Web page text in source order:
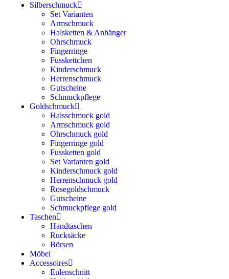
Silberschmuck
Set Varianten
Armschmuck
Halsketten & Anhänger
Ohrschmuck
Fingerringe
Fusskettchen
Kinderschmuck
Herrenschmuck
Gutscheine
Schmuckpflege
Goldschmuck
Halsschmuck gold
Armschmuck gold
Ohrschmuck gold
Fingerringe gold
Fussketten gold
Set Varianten gold
Kinderschmuck gold
Herrenschmuck gold
Rosegoldschmuck
Gutscheine
Schmuckpflege gold
Taschen
Handtaschen
Rucksäcke
Börsen
Möbel
Accessoires
Eulenschnitt